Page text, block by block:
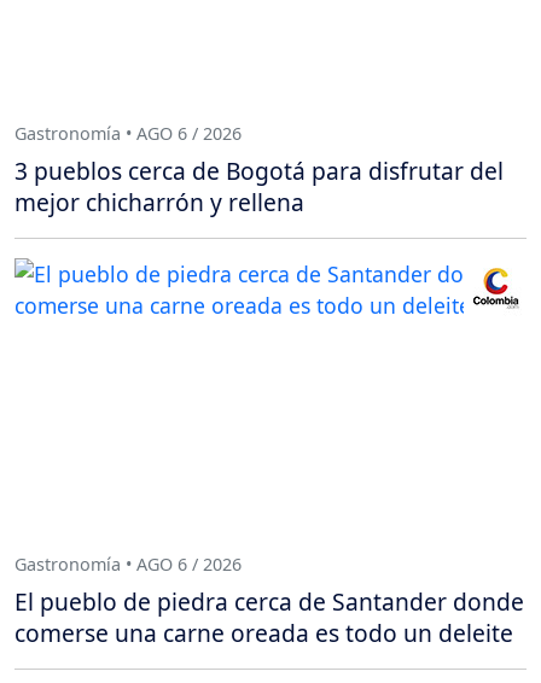
Gastronomía • AGO 6 / 2026
3 pueblos cerca de Bogotá para disfrutar del
mejor chicharrón y rellena
Gastronomía • AGO 6 / 2026
El pueblo de piedra cerca de Santander donde
comerse una carne oreada es todo un deleite